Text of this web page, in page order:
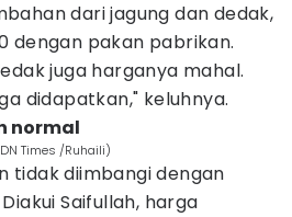
dari jagung dan dedak,
dengan pakan pabrikan.
juga harganya mahal.
didapatkan," keluhnya.
normal
Times /Ruhaili)
tidak diimbangi dengan
Saifullah, harga